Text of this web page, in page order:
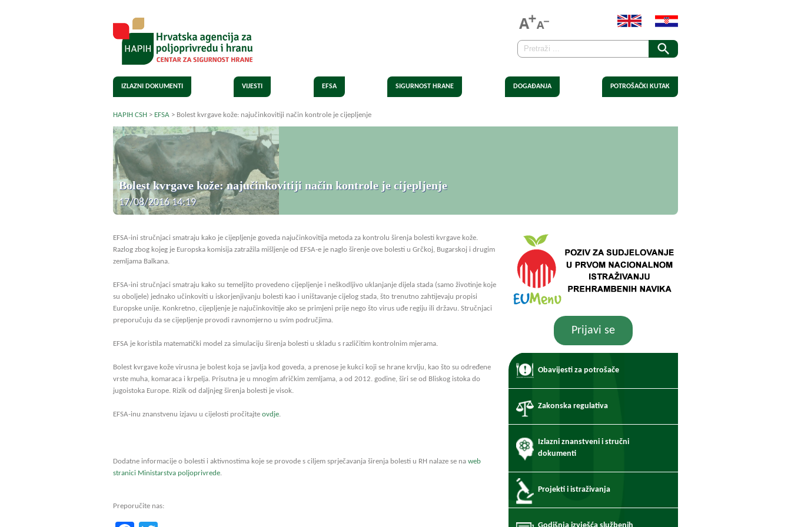
IZLAZNI DOKUMENTI VIJESTI EFSA SIGURNOST HRANE DOGAĐANJA POTROŠAČKI KUTAK
HAPIH CSH > EFSA > Bolest kvrgave kože: najučinkovitiji način kontrole je cijepljenje
Bolest kvrgave kože: najučinkovitiji način kontrole je cijepljenje
17/08/2016 14:19
EFSA-ini stručnjaci smatraju kako je cijepljenje goveda najučinkovitija metoda za kontrolu širenja bolesti kvrgave kože.
Razlog zbog kojeg je Europska komisija zatražila mišljenje od EFSA-e je naglo širenje ove bolesti u Grčkoj, Bugarskoj i drugim
zemljama Balkana.
EFSA-ini stručnjaci smatraju kako su temeljito provedeno cijepljenje i neškodljivo uklanjanje dijela stada (samo životinje koje
su oboljele) jednako učinkoviti u iskorjenjivanju bolesti kao i uništavanje cijelog stada, što trenutno zahtijevaju propisi
Europske unije. Konkretno, cijepljenje je najučinkovitije ako se primjeni prije nego što virus uđe regiju ili državu. Stručnjaci
preporučuju da se cijepljenje provodi ravnomjerno u svim područjima.
EFSA je koristila matematički model za simulaciju širenja bolesti u skladu s različitim kontrolnim mjerama.
Bolest kvrgave kože virusna je bolest koja se javlja kod goveda, a prenose je kukci koji se hrane krvlju, kao što su određene
vrste muha, komaraca i krpelja. Prisutna je u mnogim afričkim zemljama, a od 2012. godine, širi se od Bliskog istoka do
jugoistoka Europe. Rizik od daljnjeg širenja bolesti je visok.
EFSA-inu znanstvenu izjavu u cijelosti pročitajte ovdje.
Dodatne informacije o bolesti i aktivnostima koje se provode s ciljem sprječavanja širenja bolesti u RH nalaze se na web
stranici Ministarstva poljoprivrede.
Preporučite nas:
Prijavi se
Obavijesti za potrošače
Zakonska regulativa
Izlazni znanstveni i stručni
dokumenti
Projekti i istraživanja